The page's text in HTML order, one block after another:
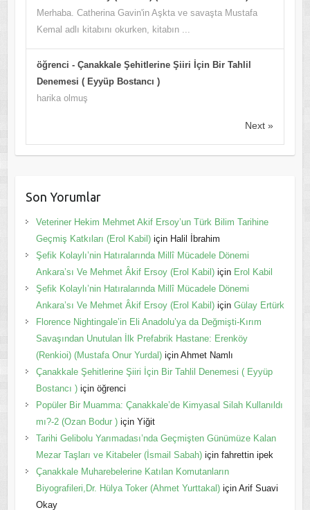
Merhaba. Catherina Gavin'in Aşkta ve savaşta Mustafa
Kemal adlı kitabını okurken, kitabın ...
öğrenci - Çanakkale Şehitlerine Şiiri İçin Bir Tahlil
Denemesi ( Eyyüp Bostancı )
harika olmuş
Next »
Son Yorumlar
Veteriner Hekim Mehmet Akif Ersoy’un Türk Bilim Tarihine
Geçmiş Katkıları (Erol Kabil)için Halil İbrahim
Şefik Kolaylı’nin Hatıralarında Millî Mücadele Dönemi
Ankara’sı Ve Mehmet Âkif Ersoy (Erol Kabil)için Erol Kabil
Şefik Kolaylı’nin Hatıralarında Millî Mücadele Dönemi
Ankara’sı Ve Mehmet Âkif Ersoy (Erol Kabil)için Gülay Ertürk
Florence Nightingale’in Eli Anadolu’ya da Değmişti-Kırım
Savaşından Unutulan İlk Prefabrik Hastane: Erenköy
(Renkioi) (Mustafa Onur Yurdal)için Ahmet Namlı
Çanakkale Şehitlerine Şiiri İçin Bir Tahlil Denemesi ( Eyyüp
Bostancı )için öğrenci
Popüler Bir Muamma: Çanakkale’de Kimyasal Silah Kullanıldı
mı?-2 (Ozan Bodur )için Yiğit
Tarihi Gelibolu Yarımadası’nda Geçmişten Günümüze Kalan
Mezar Taşları ve Kitabeler (İsmail Sabah)için fahrettin ipek
Çanakkale Muharebelerine Katılan Komutanların
Biyografileri,Dr. Hülya Toker (Ahmet Yurttakal)için Arif Suavi
Okay